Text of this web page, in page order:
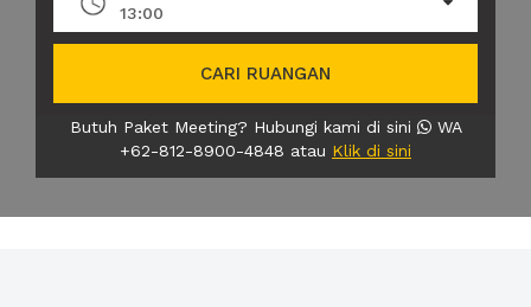
13:00
CARI RUANGAN
Butuh Paket Meeting? Hubungi kami di sini
WA
+62-812-8900-4848 atau Klik di sini